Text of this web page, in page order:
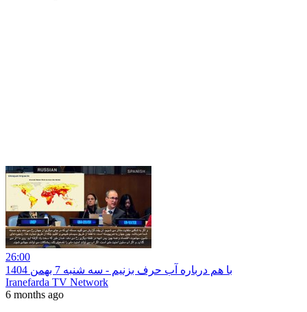
26:00
با هم درباره آب حرف بزنیم - سه شنبه 7 بهمن 1404
Iranefarda TV Network
6 months ago